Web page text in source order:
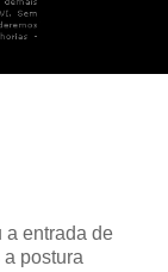
a entrada de
postura